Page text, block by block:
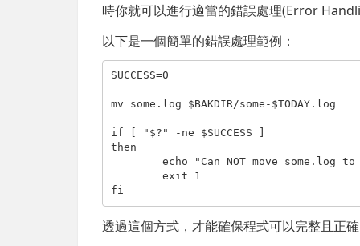
時你就可以進行適當的錯誤處理(Error
以下是一個簡單的錯誤處理範例：
SUCCESS=0
mv some.log $BAKDIR/some-$TODAY.log
if "$?" -ne $SUCCESS ]
then
        echo
"Can NOT move some.log to
透過這個方式，才能確保程式可以完整且正